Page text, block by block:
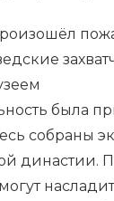
была
собраны
династии.